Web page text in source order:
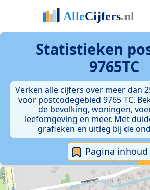
Statistieken
9765TC
Verken alle cijfers over meer dan
voor postcodegebied 9765 TC.
de bevolking, woningen,
leefomgeving en meer. Met
grafieken en uitleg bij de
Pagina